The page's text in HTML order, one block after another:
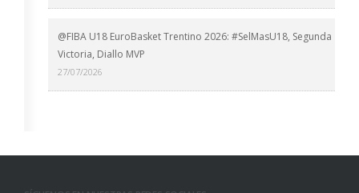
@FIBA U18 EuroBasket Trentino 2026: #SelMasU18, Segunda
Victoria, Diallo MVP
27/07/2026